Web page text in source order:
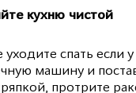
кухню чистой
уходите спать если
машину и
протрите